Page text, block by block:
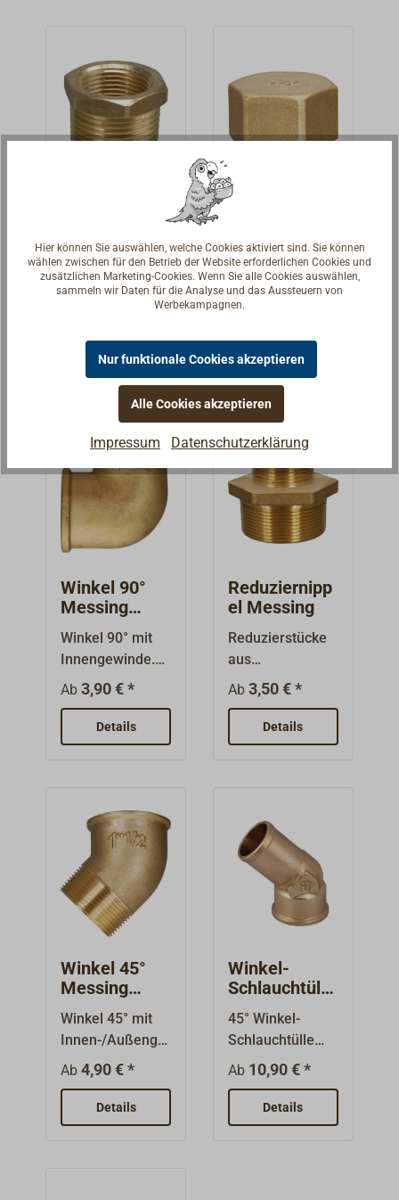
den
Gewindedurchm
esser.
esser!
Innen-/Auße
ngewinde
Reduzierstücke
aus
Messing.Inneng
Außengewinde
Gewindegröße
nicht der
Durchmesser.
Endkappe mit
innengewinde.
Hochwertige
Messing. Die
Nenngrößen
sind
Gewindegrößen
bezeichnen nicht
den
Gewindedurchm
esser!Brass end
cap. With
(BSP).
Ab
Winkel 90°
Messing
Innengewind
e
Winkel 90° mit
Innengewinde.
Hochwertige
Fittinge aus
Messing.Die
Nenngrößen
(BSP) und
bezeichnen nicht
Gewindedurchm
esser!
Ab3,90 € *
Details
Reduziernipp
el Messing
Reduzierstücke
aus
Messing.Beidseit
Außengewinde
BSP
nicht
Durchmesser).
Ab 3,50 € *
Details
Winkel 45°
Messing
Innen-/Auße
ngewinde
Winkel 45° mit
Innen-/Außenge
winde.
Hochwertige
Fittinge aus
Messing.Die
Ab4,90 € *
Details
Winkel-
Schlauchtülle
45° Messing
mit
Innengewind
e
45° Winkel-
Schlauchtülle
aus Messing, mit
Innengewinde
und Aufsatz zum
Eindrehen. Für
Ab 10,90 € *
Details
Hier können Sie auswählen, welche Cookies aktiviert sind. Sie können
wählen zwischen für den Betrieb der Website erforderlichen Cookies und
zusätzlichen Marketing-Cookies. Wenn Sie alle Cookies auswählen,
sammeln wir Daten für die Analyse und das Aussteuern von
Werbekampagnen.
Nur funktionale Cookies akzeptieren
Alle Cookies akzeptieren
Impressum Datenschutzerklärung